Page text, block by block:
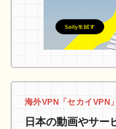
海外VPN「セカイVPN」
日本の動画やサー